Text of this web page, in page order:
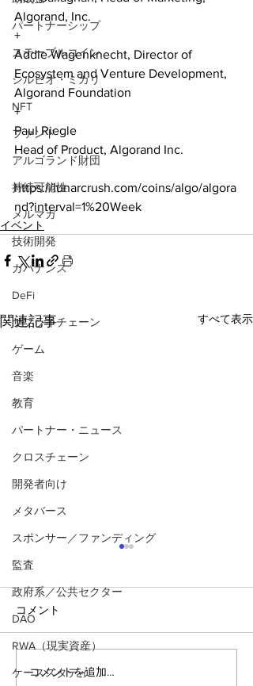
パートナーシップ
ステーブルコイン
シルビオ・ミカリ
NFT
ファンド
アルゴランド財団
持続可能性
メルマガ
技術開発
ガバナンス
DeFi
サプライチェーン
ゲーム
音楽
教育
パートナー・ニュース
クロスチェーン
開発者向け
メタバース
スポンサー／ファンディング
監査
政府系／公共セクター
DAO
RWA（現実資産）
ケーススタディ
Algorand, Inc.
+
Addie Wagenknecht, Director of
Ecosystem and Venture Development,
Algorand Foundation
+
Paul Riegle
Head of Product, Algorand Inc.
https://lunarcrush.com/coins/algo/algora
nd?interval=1%20Week
イベント
関連記事 すべて表示
2025年 Algorand Startup
コメント
コメントを追加…